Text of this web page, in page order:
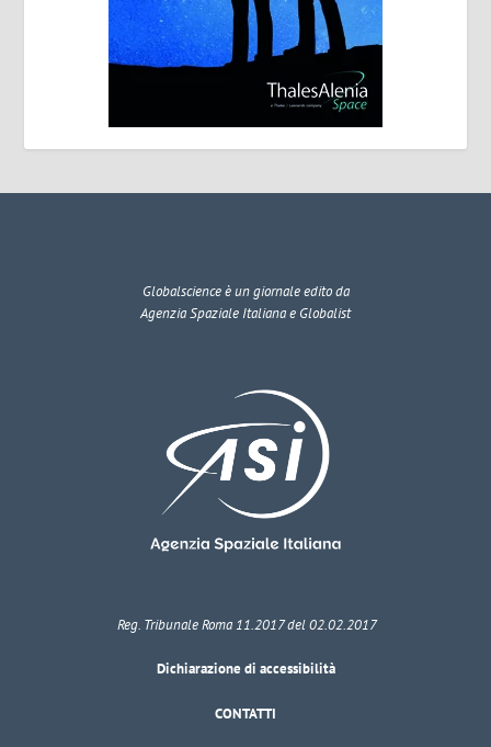
Globalscienceè un giornale edito da
Agenzia Spaziale Italiana e Globalist
Reg. Tribunale Roma 11.2017 del 02.02.2017
Dichiarazione di accessibilità
CONTATTI